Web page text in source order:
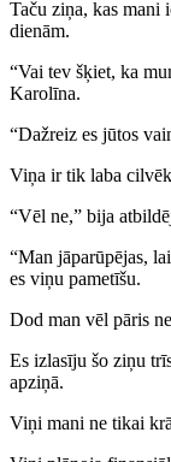
Taču ziņa, kas mani
dienām.
“Vai tev šķiet, ka
Karolīna.
“Dažreiz es jūtos
Viņa ir tik laba
“Vēl ne,” bija
“Man jāparūpējas,
es viņu pametīšu.
Dod man vēl pāris
Es izlasīju šo ziņu
apziņā.
Viņi mani ne tikai